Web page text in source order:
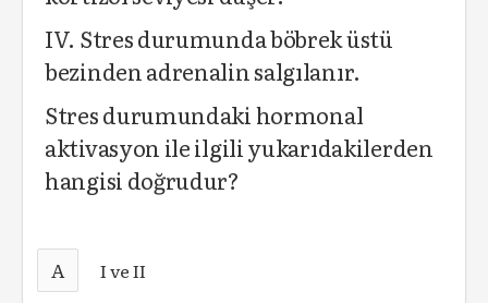
IV. Stres durumunda böbrek üstü
bezinden adrenalin salgılanır.
Stres durumundaki hormonal
aktivasyon ile ilgili yukarıdakilerden
hangisi doğrudur?
A I ve II